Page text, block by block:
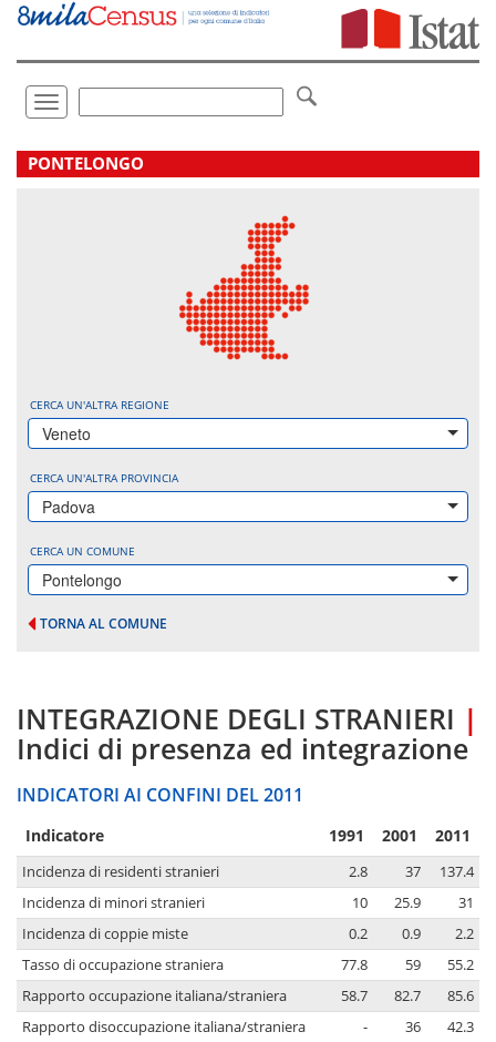
Vai
direttamente
Toggle
navigation
.
PONTELONGO
CERCA UN'ALTRA REGIONE
Veneto
CERCA UN'ALTRA PROVINCIA
Padova
CERCA UN COMUNE
Pontelongo
TORNA AL COMUNE
INTEGRAZIONE DEGLI STRANIERI |
Indici di presenza ed integrazione
INDICATORI AI CONFINI DEL 2011
Indicatore 1991 2001 2011
Incidenza di residenti stranieri 2.8 37
137.4
Incidenza di minori stranieri
10 25.9
31
Incidenza di coppie miste
0.2 0.9
2.2
Tasso di occupazione straniera
77.8 59
55.2
Rapporto occupazione italiana/straniera
58.7 82.7
85.6
Rapporto disoccupazione italiana/straniera
- 36
42.3